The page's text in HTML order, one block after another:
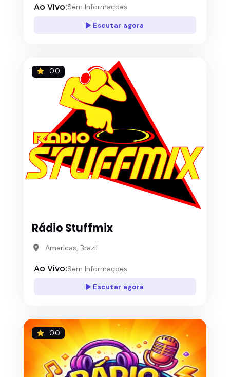
Ao Vivo:Sem Informações
Escutar agora
0.0
Rádio Stuffmix
Americas, Brazil
Ao Vivo:Sem Informações
Escutar agora
0.0